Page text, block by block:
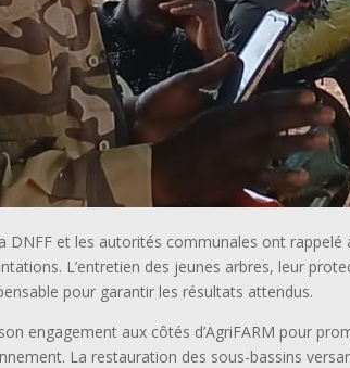
DNFF et les autorités communales ont
L’entretien des jeunes arbres, leur
pour garantir les résultats attendus.
engagement aux côtés d’AgriFARM pour
La restauration des sous-bassins